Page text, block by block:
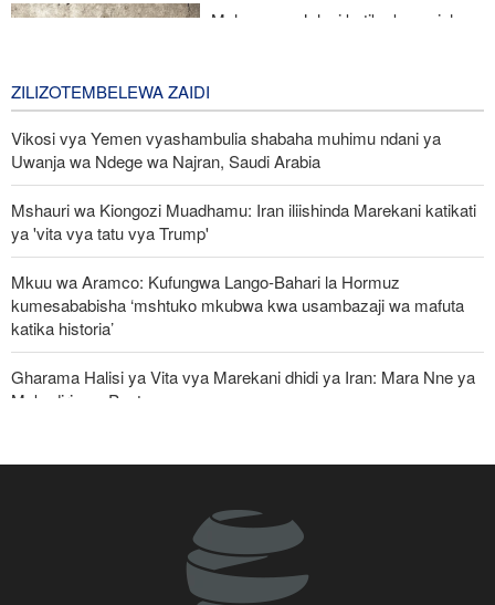
Malengo ya Julani katika kuanzisha
ZILIZOTEMBELEWA ZAIDI
Vikosi vya Yemen vyashambulia shabaha muhimu ndani ya
Uwanja wa Ndege wa Najran, Saudi Arabia
Mshauri wa Kiongozi Muadhamu: Iran iliishinda Marekani katikati
ya 'vita vya tatu vya Trump'
Mkuu wa Aramco: Kufungwa Lango-Bahari la Hormuz
kumesababisha ‘mshtuko mkubwa kwa usambazaji wa mafuta
katika historia’
Gharama Halisi ya Vita vya Marekani dhidi ya Iran: Mara Nne ya
Makadirio ya Pentagon
katika Bahari Nyekundu
Ghaza yafanya maziko makubwa zaidi ya halaiki ya Wapalestina
112 waliouliwa kikatili na Israel
ElBaradei kwa Netanyahu: Umeiharibu Gaza, sasa